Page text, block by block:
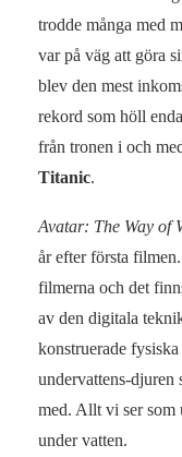
trodde många med
var på väg att göra
blev den mest
rekord som höll
från tronen i och
Titanic.
Avatar: The Way of
år efter första
filmerna och det
av den digitala
konstruerade
undervattens-djuren
med. Allt vi ser som
under vatten.